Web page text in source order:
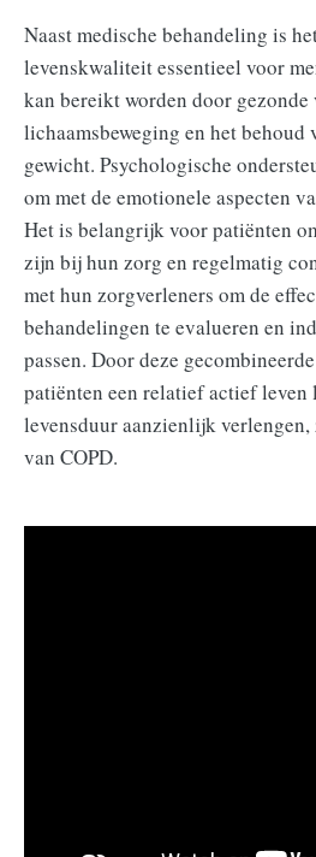
Naast medische behandeling is
levenskwaliteit essentieel voor
kan bereikt worden door
lichaamsbeweging en het behoud
gewicht. Psychologische
om met de emotionele aspecten
Het is belangrijk voor patiënten
zijn bij hun zorg en regelmatig
met hun zorgverleners om de
behandelingen te evalueren en
passen. Door deze
patiënten een relatief actief leven
levensduur aanzienlijk verlengen,
van COPD.